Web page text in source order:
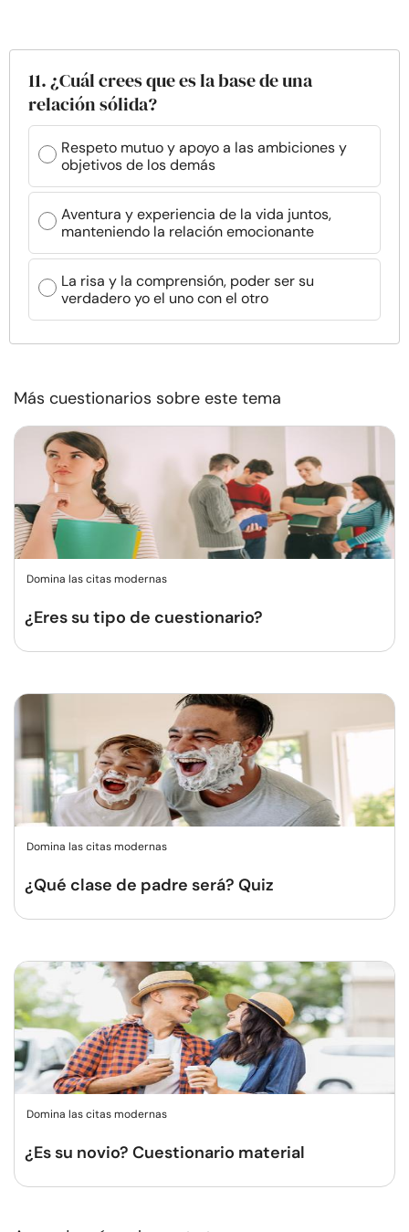
11. ¿Cuál crees que es la base de una
relación sólida?
Respeto mutuo y apoyo a las ambiciones y
objetivos de los demás
Aventura y experiencia de la vida juntos,
manteniendo la relación emocionante
La risa y la comprensión, poder ser su
verdadero yo el uno con el otro
Más cuestionarios sobre este tema
Domina las citas modernas
¿Eres su tipo de cuestionario?
Domina las citas modernas
¿Qué clase de padre será? Quiz
Domina las citas modernas
¿Es su novio? Cuestionario material